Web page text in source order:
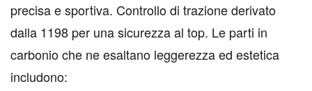
precisa e sportiva. Controllo di trazione derivato
dalla 1198 per una sicurezza al top. Le parti in
carbonio che ne esaltano leggerezza ed estetica
includono: